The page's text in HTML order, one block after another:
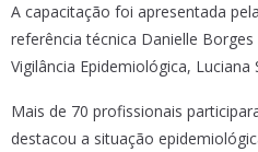
A capacitação foi apresentada
referência técnica Danielle
Vigilância Epidemiológica, Luciana
Mais de 70 profissionais
destacou a situação